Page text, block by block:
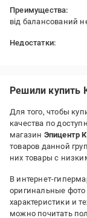
Преимущества:
від балансований
Недостатки:
Решили купить
Для того, чтобы
качества по
магазин Эпицентр К
товаров данной
них товары с
В интернет-
оригинальные фото
характеристики и
можно почитать